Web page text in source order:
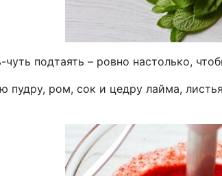
чуть подтаять – ровно настолько,
пудру, ром, сок и цедру лайма,